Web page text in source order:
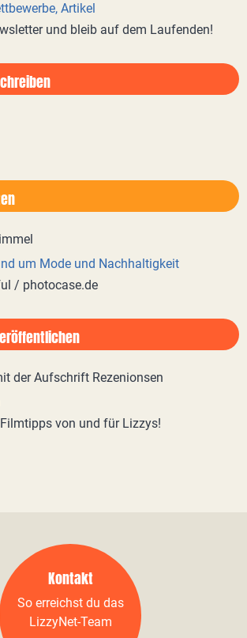
Artikel
und bleib auf dem Laufenden!
um Mode und Nachhaltigkeit
/ photocase.de
von und für Lizzys!
Kontakt
So erreichst du das
LizzyNet-Team